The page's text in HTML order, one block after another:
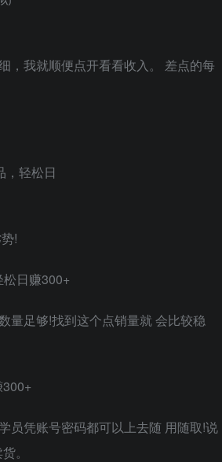
，我就顺便点开看看收入。 差点的每
!
量足够!找到这个点销量就 会比较稳
员凭账号密码都可以上去随 用随取!说
。